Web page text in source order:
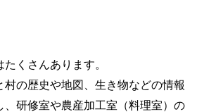
くさんあります。
の歴史や地図、生き物などの情報
、研修室や農産加工室（料理室）の